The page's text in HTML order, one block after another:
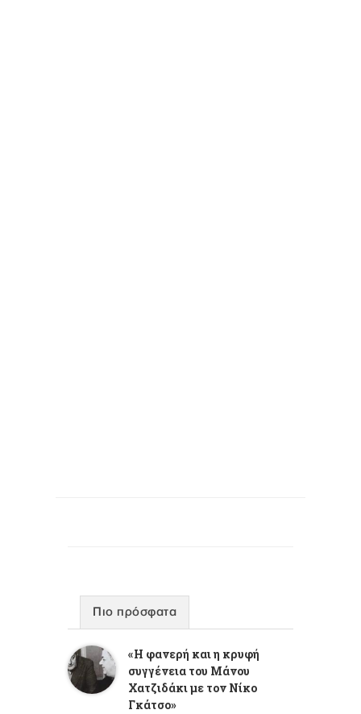
Πιο πρόσφατα
«Η φανερή και η κρυφή
συγγένεια του Μάνου
Χατζιδάκι με τον Νίκο
Γκάτσο»